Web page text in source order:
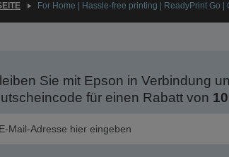
For Home | Hassle-free printing | ReadyPrint Go |
Sie mit Epson in Verbindung
für einen Rabatt von